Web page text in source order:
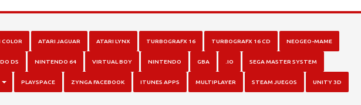
ATARI JAGUAR ATARI LYNX TURBOGRAFX 16 TURBOGRAFX 16 CD NEOGEO-MAME
DS NINTENDO 64 VIRTUAL BOY NINTENDO GBA .IO SEGA MASTER SYSTEM
TOGGLE DROPDOWN
PLAYSPACE ZYNGA FACEBOOK ITUNES APPS MULTIPLAYER STEAM JUEGOS UNITY 3D